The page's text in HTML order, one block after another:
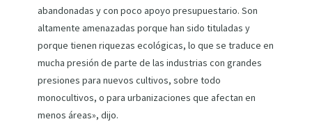
abandonadas y con poco apoyo presupuestario. Son
altamente amenazadas porque han sido tituladas y
porque tienen riquezas ecológicas, lo que se traduce en
mucha presión de parte de las industrias con grandes
presiones para nuevos cultivos, sobre todo
monocultivos, o para urbanizaciones que afectan en
menos áreas», dijo.